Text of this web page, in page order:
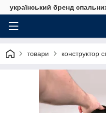
український бренд
товари конструктор